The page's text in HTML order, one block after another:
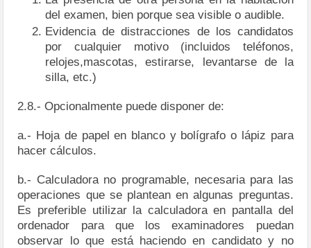
del examen, bien porque sea visible o audible.
Evidencia de distracciones de los candidatos
por cualquier motivo (incluidos teléfonos,
relojes,mascotas, estirarse, levantarse de la
silla, etc.)
2.8.- Opcionalmente puede disponer de:
a.- Hoja de papel en blanco y bolígrafo o lápiz para
hacer cálculos.
b.- Calculadora no programable, necesaria para las
operaciones que se plantean en algunas preguntas.
Es preferible utilizar la calculadora en pantalla del
ordenador para que los examinadores puedan
observar lo que está haciendo en candidato y no